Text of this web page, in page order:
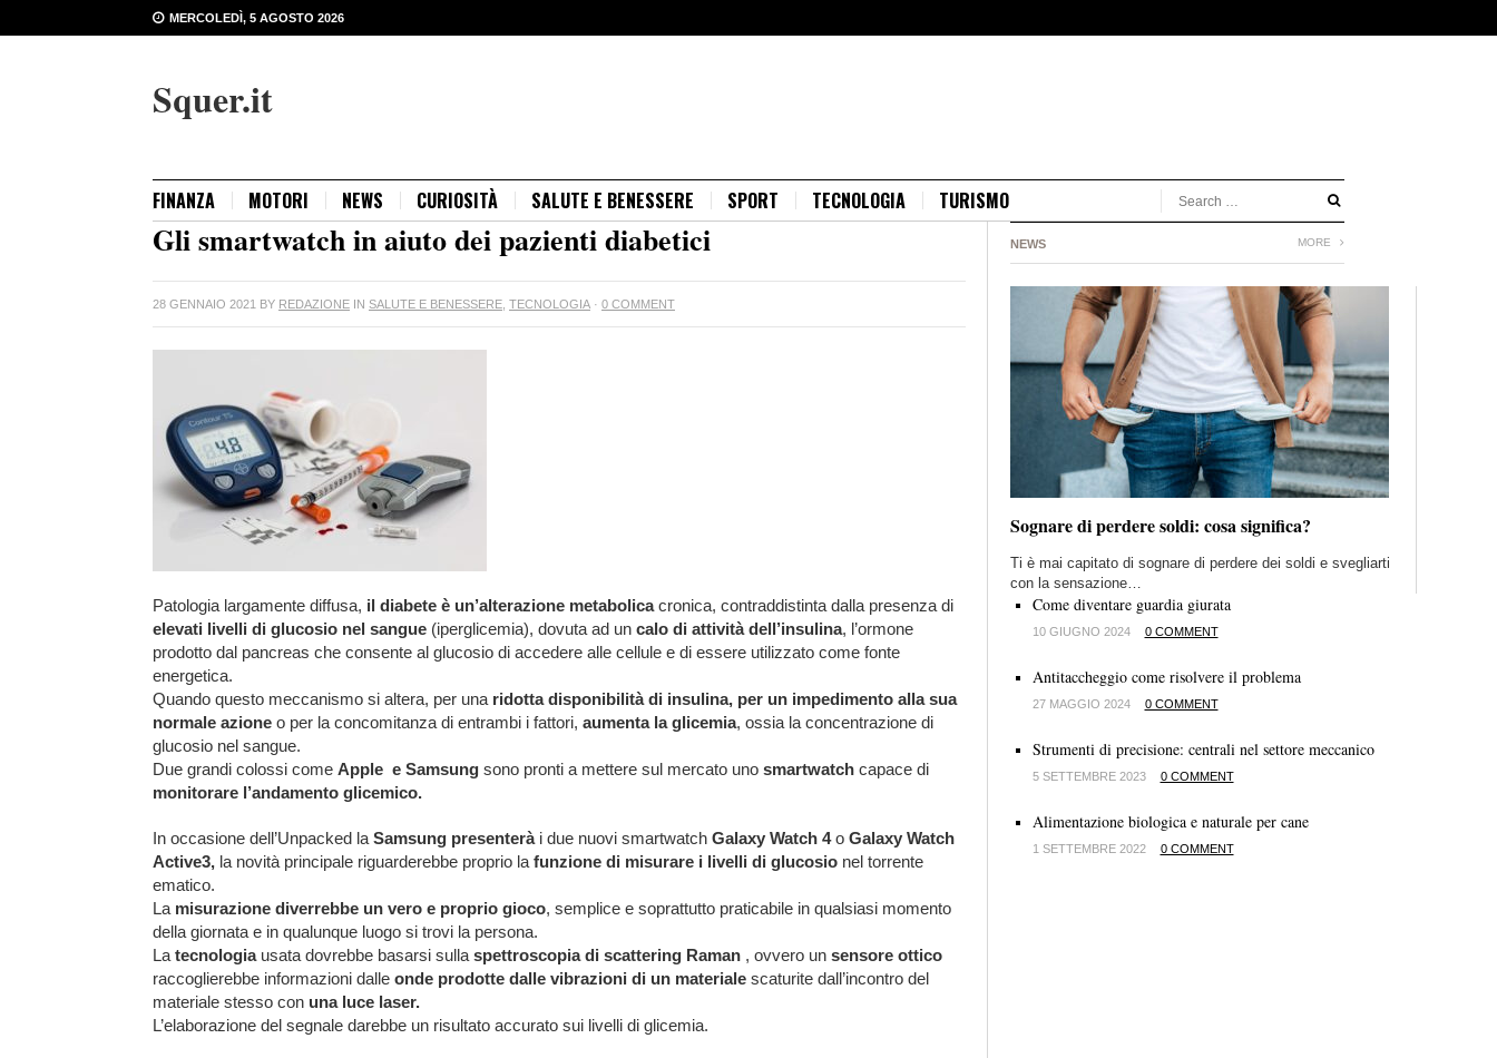
MERCOLEDÌ, 5 AGOSTO 2026
Squer.it
FINANZA MOTORI NEWS CURIOSITÀ SALUTE E BENESSERE SPORT TECNOLOGIA TURISMO
Gli smartwatch in aiuto dei pazienti diabetici
28 GENNAIO 2021 BY REDAZIONE IN SALUTE E BENESSERE TECNOLOGIA · 0 COMMENT
Patologia largamente diffusa, il diabete è un’alterazione metabolicacronica, contraddistinta dalla presenza di
elevati livelli di glucosio nel sangue (iperglicemia), dovuta ad un calo di attività dell’insulina, l’ormone
prodotto dal pancreas che consente al glucosio di accedere alle cellule e di essere utilizzato come fonte
energetica.
Quando questo meccanismo si altera, per una ridotta disponibilità di insulina, per un impedimento alla sua
normale azione o per la concomitanza di entrambi i fattori, aumenta la glicemia, ossia la concentrazione di
glucosio nel sangue.
Due grandi colossi come Apple e Samsung sono pronti a mettere sul mercato uno smartwatch capace di
monitorare l’andamento glicemico.
In occasione dell’Unpacked la Samsung presenterài due nuovi smartwatch Galaxy Watch 4o Galaxy Watch
Active3, la novità principale riguarderebbe proprio la funzione di misurare i livelli di glucosio nel torrente
ematico.
La misurazione diverrebbe un vero e proprio gioco, semplice e soprattutto praticabile in qualsiasi momento
della giornata e in qualunque luogo si trovi la persona.
La tecnologiausata dovrebbe basarsi sulla spettroscopia di scattering Raman , ovvero un sensore ottico
raccoglierebbe informazioni dalle onde prodotte dalle vibrazioni di un materiale scaturite dall’incontro del
materiale stesso con una luce laser.
L’elaborazione del segnale darebbe un risultato accurato sui livelli di glicemia.
NEWS MORE
Sognare di perdere soldi: cosa significa?
Ti è mai capitato di sognare di perdere dei soldi e svegliarti
con la sensazione…
Come diventare guardia giurata
10 GIUGNO 2024 0 COMMENT
Antitaccheggio come risolvere il problema
27 MAGGIO 2024 0 COMMENT
Strumenti di precisione: centrali nel settore meccanico
5 SETTEMBRE 2023 0 COMMENT
Alimentazione biologica e naturale per cane
1 SETTEMBRE 2022 0 COMMENT